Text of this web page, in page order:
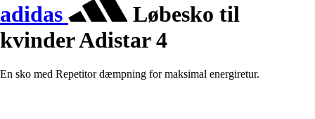
adidas
Løbesko til
kvinder Adistar 4
En sko med Repetitor dæmpning for maksimal energiretur.